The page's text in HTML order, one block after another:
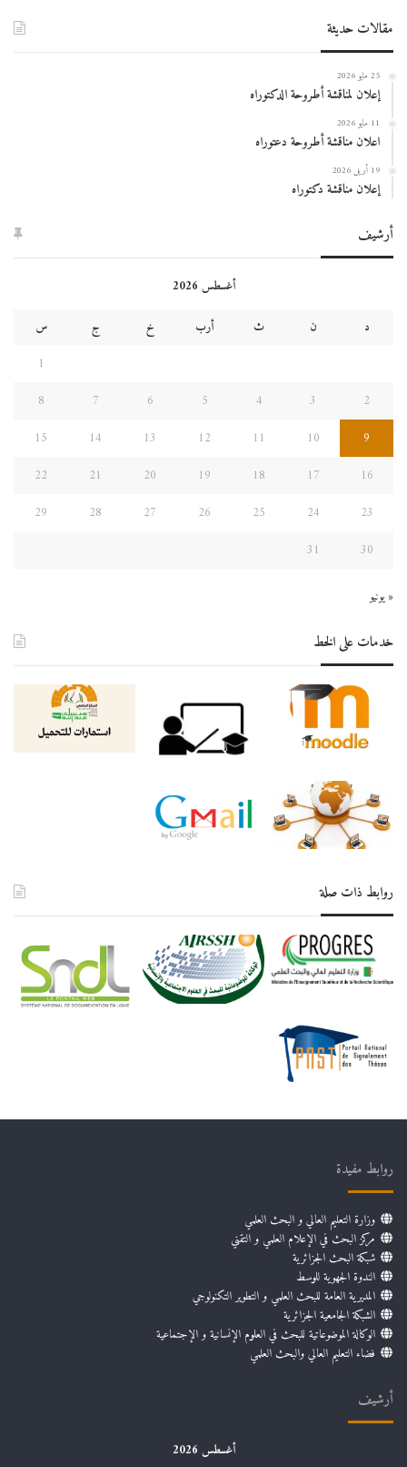
مقالات حديثة
25 مايو 2026
إعلان لمناقشة أطروحة الدكتوراه
11 مايو 2026
اعلان مناقشة أطروحة دعتوراه
19 أبريل 2026
إعلان مناقشة دكتوراه
أرشيف
أغسطس 2026
د
ن ث أرب خ ج
س
1
2
3
4
5
6
7
8
9
10
11
12
13
14
15
16
17
18
19
20
21
22
23
24
25
26
27
28
29
30
31
« يونيو
خدمات على الخط
روابط ذات صلة
روابط مفيدة
وزارة التعليم العالي و البحث العلمي
مركز البحث في الإعلام العلمي و التقني
شبكة البحث الجزائرية
الندوة الجهوية للوسط
المديرية العامة للبحث العلمي و التطوير التكنولوجي
الشبكة الجامعية الجزائرية
الوكالة الموضوعاتية للبحث في العلوم الإنسانية و الإجتماعية
فضاء التعليم العالي والبحث العلمي
أرشيف
أغسطس 2026